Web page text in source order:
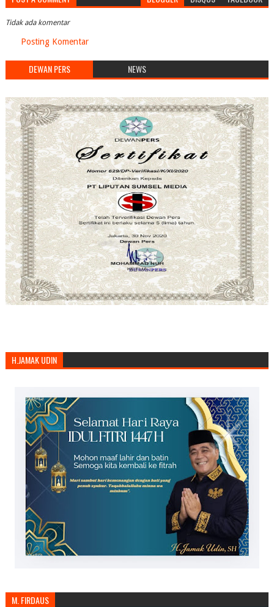
Tidak ada komentar
Posting Komentar
DEWAN PERS NEWS
H.JAMAK UDIN
M. FIRDAUS